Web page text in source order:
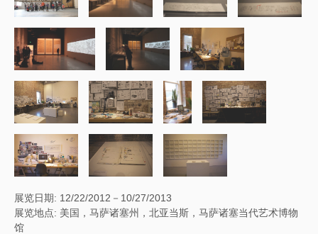
展览日期: 12/22/2012－10/27/2013
展览地点: 美国，马萨诸塞州，北亚当斯，马萨诸塞当代艺术博物
馆